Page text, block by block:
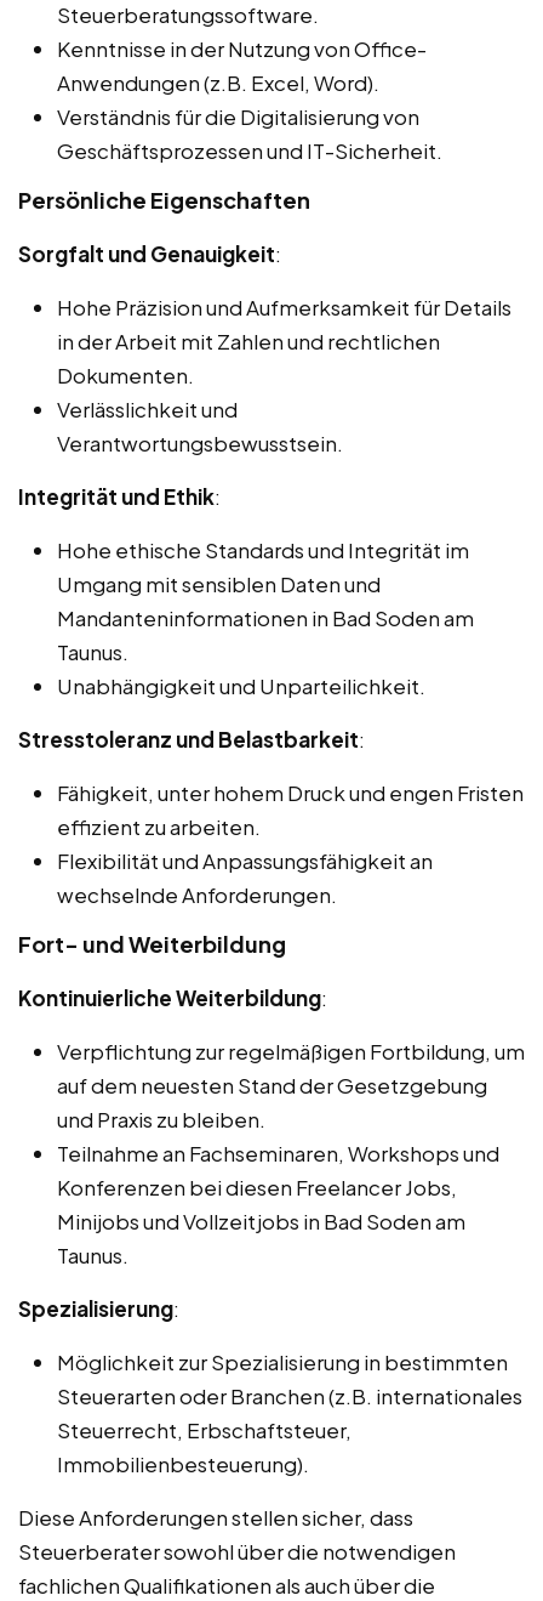
Steuerberatungssoftware.
Kenntnisse in der Nutzung von Office-
Anwendungen (z.B. Excel, Word).
Verständnis für die Digitalisierung von
Geschäftsprozessen und IT-Sicherheit.
Persönliche Eigenschaften
Sorgfalt und Genauigkeit:
Hohe Präzision und Aufmerksamkeit für Details
in der Arbeit mit Zahlen und rechtlichen
Dokumenten.
Verlässlichkeit und
Verantwortungsbewusstsein.
Integrität und Ethik:
Hohe ethische Standards und Integrität im
Umgang mit sensiblen Daten und
Mandanteninformationen in Bad Soden am
Taunus.
Unabhängigkeit und Unparteilichkeit.
Stresstoleranz und Belastbarkeit:
Fähigkeit, unter hohem Druck und engen Fristen
effizient zu arbeiten.
Flexibilität und Anpassungsfähigkeit an
wechselnde Anforderungen.
Fort- und Weiterbildung
Kontinuierliche Weiterbildung:
Verpflichtung zur regelmäßigen Fortbildung, um
auf dem neuesten Stand der Gesetzgebung
und Praxis zu bleiben.
Teilnahme an Fachseminaren, Workshops und
Konferenzen bei diesen Freelancer Jobs,
Minijobs und Vollzeitjobs in Bad Soden am
Taunus.
Spezialisierung:
Möglichkeit zur Spezialisierung in bestimmten
Steuerarten oder Branchen (z.B. internationales
Steuerrecht, Erbschaftsteuer,
Immobilienbesteuerung).
Diese Anforderungen stellen sicher, dass
Steuerberater sowohl über die notwendigen
fachlichen Qualifikationen als auch über die